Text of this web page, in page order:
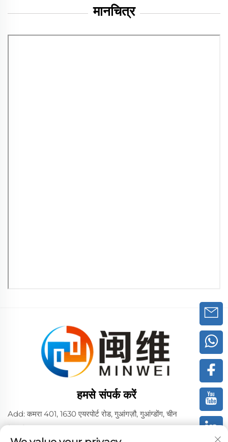
मानचित्र
हमसे संपर्क करें
Add: कमरा 401, 1630 एयरपोर्ट रोड, गुआंगज़ौ, गुआंग्डोंग, चीन